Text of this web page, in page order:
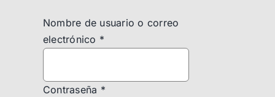
Nombre de usuario o correo
electrónico *
Contraseña *